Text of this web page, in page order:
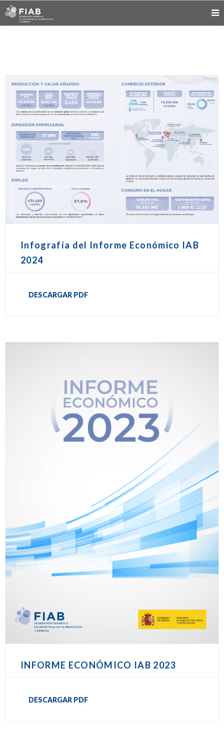
Infografía del Informe Económico IAB
2024
DESCARGAR PDF
INFORME ECONÓMICO IAB 2023
DESCARGAR PDF